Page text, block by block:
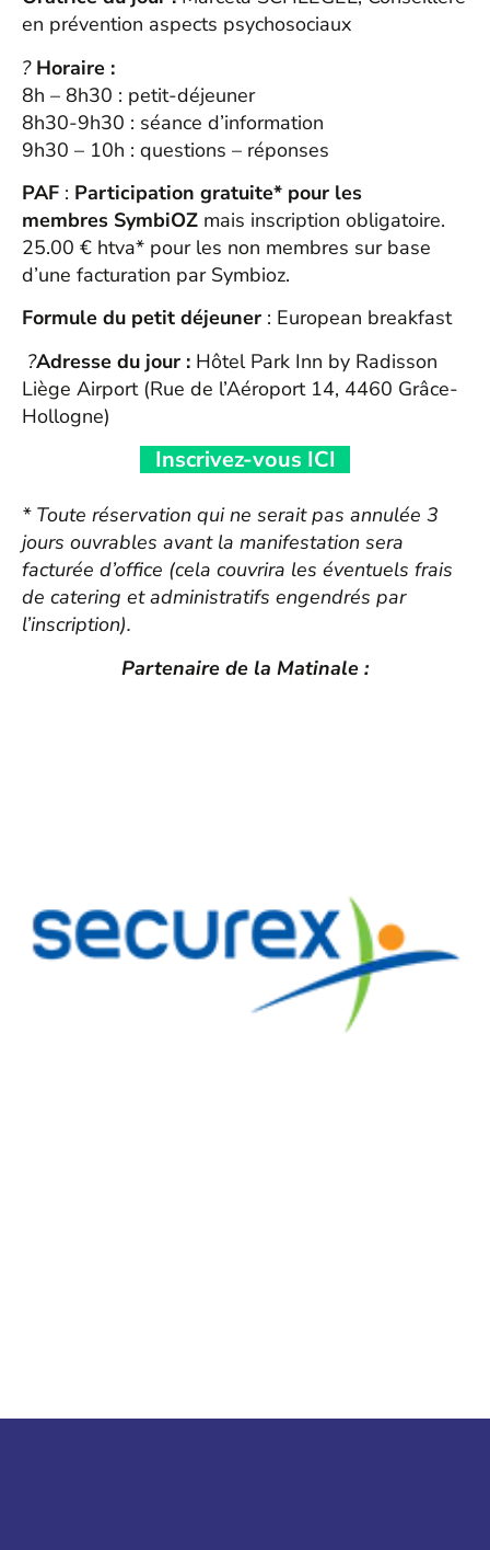
en prévention aspects psychosociaux
? Horaire :
8h – 8h30 : petit-déjeuner
8h30-9h30 : séance d’information
9h30 – 10h : questions – réponses
PAF : Participation gratuite* pour les
membres SymbiOZ mais inscription obligatoire.
25.00 € htva* pour les non membres sur base
d’une facturation par Symbioz.
Formule du petit déjeuner : European breakfast
?Adresse du jour : Hôtel Park Inn by Radisson
Liège Airport (Rue de l’Aéroport 14, 4460 Grâce-
Hollogne)
Inscrivez-vous ICI
* Toute réservation qui ne serait pas annulée 3
jours ouvrables avant la manifestation sera
facturée d’office (cela couvrira les éventuels frais
de catering et administratifs engendrés par
l’inscription).
Partenaire de la Matinale :